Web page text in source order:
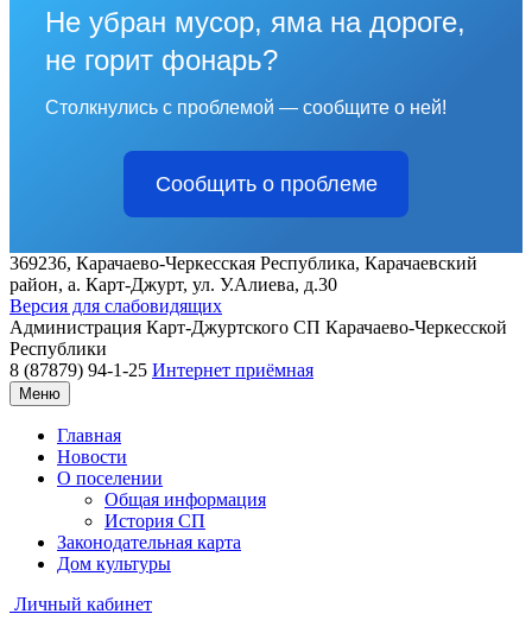
Не убран мусор, яма на дороге,
не горит фонарь?
Столкнулись с проблемой — сообщите о ней!
Сообщить о проблеме
369236, Карачаево-Черкесская Республика, Карачаевский
район, а. Карт-Джурт, ул. У.Алиева, д.30
Версия для слабовидящих
Администрация Карт-Джуртского СП Карачаево-Черкесской
Республики
8 (87879) 94-1-25 Интернет приёмная
Меню
Главная
Новости
О поселении
Общая информация
История СП
Законодательная карта
Дом культуры
Личный кабинет